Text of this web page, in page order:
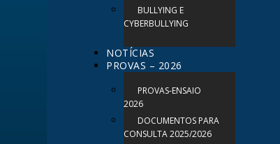
BULLYING E
CYBERBULLYING
NOTÍCIAS
PROVAS – 2026
PROVAS-ENSAIO
2026
DOCUMENTOS PARA
CONSULTA 2025/2026